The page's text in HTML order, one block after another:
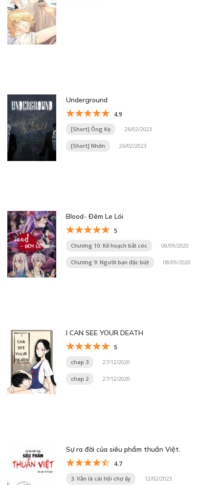
Underground
4.9
[Short] Ông Kẹ 26/02/2023
[Short] Nhờn 26/02/2023
Blood- Đêm Le Lói
5
Chương 10: Kế hoạch bắt cóc 08/09/2020
Chương 9: Người bạn đặc biệt 08/09/2020
I CAN SEE YOUR DEATH
5
chap 3 27/12/2020
chap 2 27/12/2020
Sự ra đời của siêu phẩm thuần Việt.
4.7
3. Vẫn là cái hội chợ ấy 12/02/2023